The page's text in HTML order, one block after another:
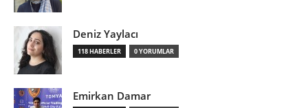
Deniz Yaylacı
118 HABERLER 0 YORUMLAR
Emirkan Damar